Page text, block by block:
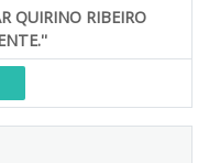
QUIRINO RIBEIRO